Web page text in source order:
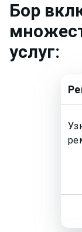
Бор
услуг: